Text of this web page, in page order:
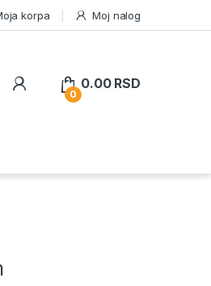
korpa Moj nalog
0
0.00 RSD